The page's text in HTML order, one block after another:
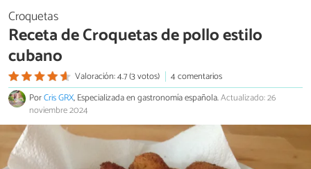
Croquetas
Receta de Croquetas de pollo estilo
cubano
Valoración: 4.7 (3 votos)
4 comentarios
PorCris GRX, Especializada en gastronomía española.Actualizado: 26
noviembre 2024